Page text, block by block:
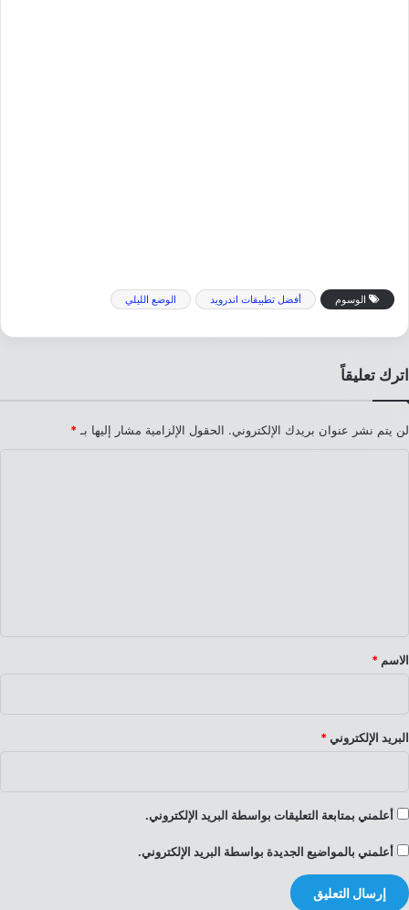
الوسوم أفضل تطبيقات اندرويد الوضع الليلي
اترك تعليقاً
لن يتم نشر عنوان بريدك الإلكتروني. الحقول الإلزامية مشار إليها بـ *
*
الاسم *
البريد الإلكتروني *
أعلمني بمتابعة التعليقات بواسطة البريد الإلكتروني.
أعلمني بالمواضيع الجديدة بواسطة البريد الإلكتروني.